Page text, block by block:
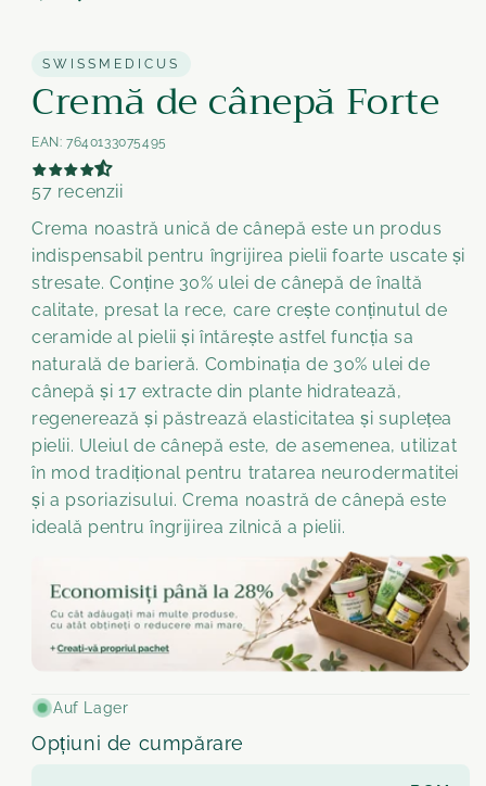
SWISSMEDICUS
Cremă de cânepă Forte
EAN: 7640133075495
57 recenzii
Crema noastră unică de cânepă este un produs
indispensabil pentru îngrijirea pielii foarte uscate și
stresate. Conține 30% ulei de cânepă de înaltă
calitate, presat la rece, care crește conținutul de
ceramide al pielii și întărește astfel funcția sa
naturală de barieră. Combinația de 30% ulei de
cânepă și 17 extracte din plante hidratează,
regenerează și păstrează elasticitatea și suplețea
pielii. Uleiul de cânepă este, de asemenea, utilizat
în mod tradițional pentru tratarea neurodermatitei
și a psoriazisului. Crema noastră de cânepă este
ideală pentru îngrijirea zilnică a pielii.
Auf Lager
Opțiuni de cumpărare